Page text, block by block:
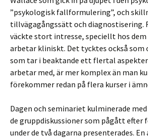
”psykologisk fallformulering”, och
tillvägagångssätt och diagnostisering.
väckte stort intresse, speciellt hos dem
arbetar kliniskt. Det tycktes också som
som tar i beaktande ett flertal
arbetar med, är mer komplex än man
förekommer redan på flera kurser i
Dagen och seminariet kulminerade
de gruppdiskussioner som pågått efter
under de två dagarna presenterades.